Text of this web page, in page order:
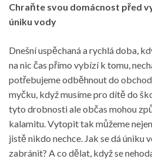
Chraňte svou domácnost před
úniku vody
Dnešní uspěchaná a rychlá doba,
na nic čas přímo vybízí k tomu,
potřebujeme odběhnout do
myčku, když musíme pro dítě do
tyto drobnosti ale občas mohou
kalamitu. Vytopit tak můžeme
jistě nikdo nechce. Jak se dá úniku
zabránit? A co dělat, když se